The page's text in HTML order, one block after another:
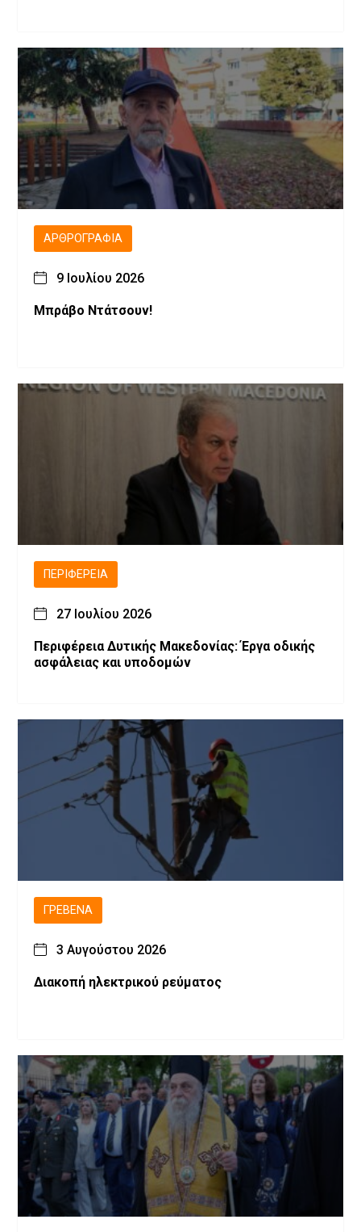
ΑΡΘΡΟΓΡΑΦΊΑ
9 Ιουλίου 2026
Μπράβο Ντάτσουν!
ΠΕΡΙΦΈΡΕΙΑ
27 Ιουλίου 2026
Περιφέρεια Δυτικής Μακεδονίας: Έργα οδικής
ασφάλειας και υποδομών
ΓΡΕΒΕΝΆ
3 Αυγούστου 2026
Διακοπή ηλεκτρικού ρεύματος